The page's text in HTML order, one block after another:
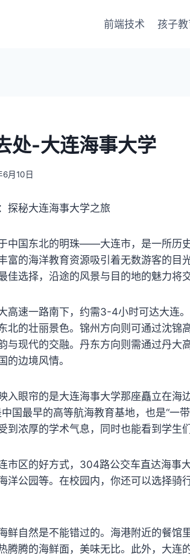
前端技术 孩子教
处-大连海事大学
月10日
探秘大连海事大学之旅
中国东北的明珠——大连市，是一所历
富的海洋教育资源吸引着无数游客的目
佳选择，沿途的风景与目的地的魅力将
高速一路南下，约需3-4小时可达大连
北的壮丽景色。锦州方向则可通过沈锦
与现代的交融。丹东方向则需通过丹大
的边境风情。
入眼帘的是大连海事大学那座矗立在海
国最早的高等航海教育基地，也是“一
到浓厚的学术气息，同时也能看到学生
市区的好方式，304路公交车直达海事
洋公园等。在校园内，你还可以选择骑
鲜自然是不能错过的。海港附近的餐馆
腾腾的海鲜面，美味无比。此外，大连